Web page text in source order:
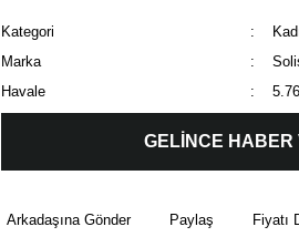
Kategori
Marka
Havale
GELİNCE HABER
Arkadaşına Gönder Paylaş Fiyatı